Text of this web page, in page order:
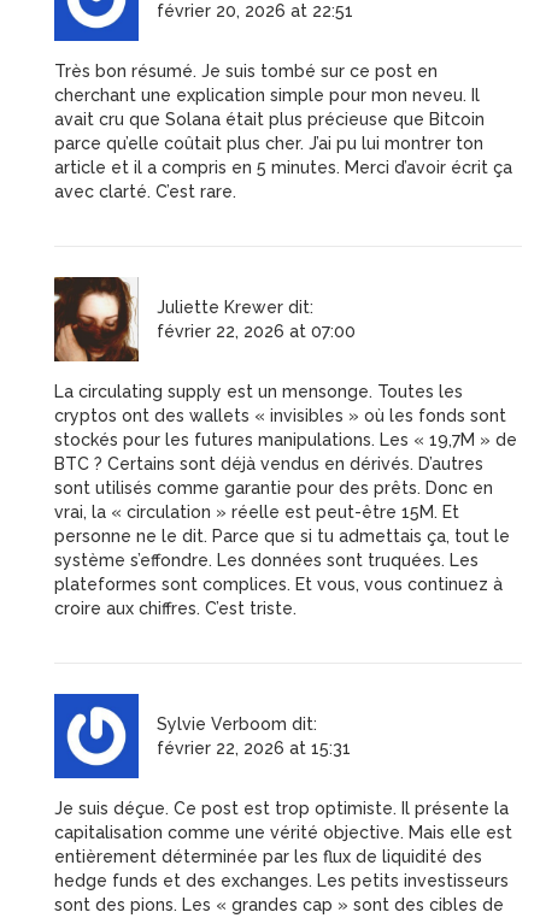
février 20, 2026 at 22:51
Très bon résumé. Je suis tombé sur ce post en
cherchant une explication simple pour mon neveu. Il
avait cru que Solana était plus précieuse que Bitcoin
parce qu’elle coûtait plus cher. J’ai pu lui montrer ton
article et il a compris en 5 minutes. Merci d’avoir écrit ça
avec clarté. C’est rare.
Juliette Krewer dit:
février 22, 2026 at 07:00
La circulating supply est un mensonge. Toutes les
cryptos ont des wallets « invisibles » où les fonds sont
stockés pour les futures manipulations. Les « 19,7M » de
BTC ? Certains sont déjà vendus en dérivés. D’autres
sont utilisés comme garantie pour des prêts. Donc en
vrai, la « circulation » réelle est peut-être 15M. Et
personne ne le dit. Parce que si tu admettais ça, tout le
système s’effondre. Les données sont truquées. Les
plateformes sont complices. Et vous, vous continuez à
croire aux chiffres. C’est triste.
Sylvie Verboom dit:
février 22, 2026 at 15:31
Je suis déçue. Ce post est trop optimiste. Il présente la
capitalisation comme une vérité objective. Mais elle est
entièrement déterminée par les flux de liquidité des
hedge funds et des exchanges. Les petits investisseurs
sont des pions. Les « grandes cap » sont des cibles de